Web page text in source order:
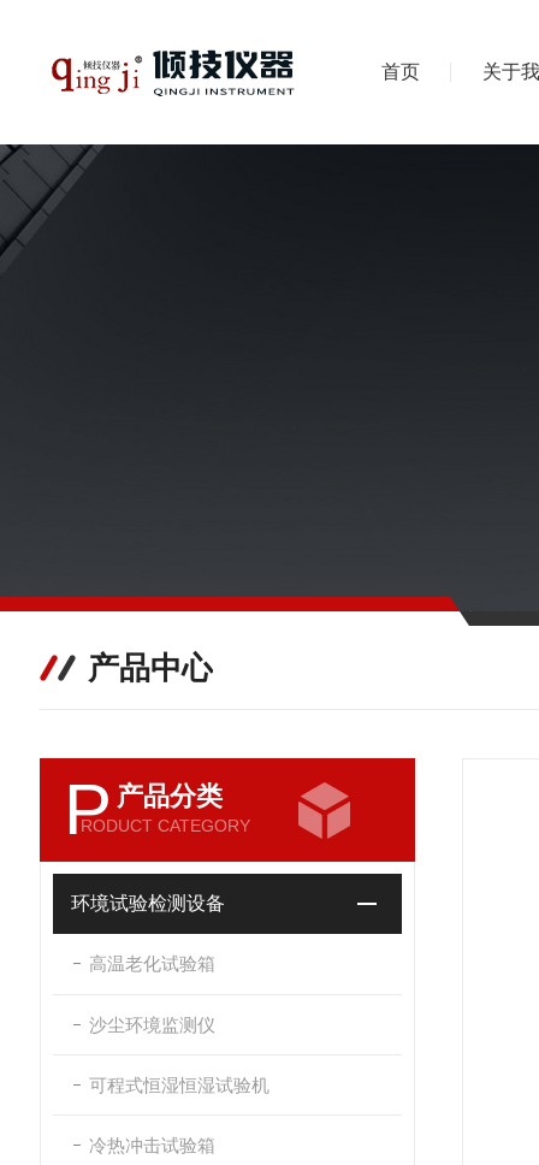
首页 关于
产品中心
P 产品分类
RODUCT CATEGORY
环境试验检测设备
高温老化试验箱
沙尘环境监测仪
可程式恒湿恒湿试验机
冷热冲击试验箱